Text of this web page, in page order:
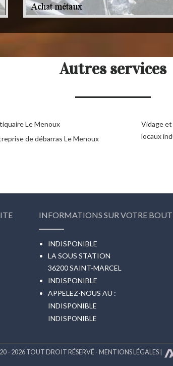
Autres services
Le Menoux
de débarras Le Menoux
Vidage
locaux
INFORMATIONS SUR VOTRE
INDISPONIBLE
LA SOUS STATION
36200 SAINT-MARCEL
INDISPONIBLE
APPELEZ-NOUS AU :
INDISPONIBLE
INDISPONIBLE
- 2026 TOUT DROIT RÉSERVÉ -MENTIONS LÉGALES